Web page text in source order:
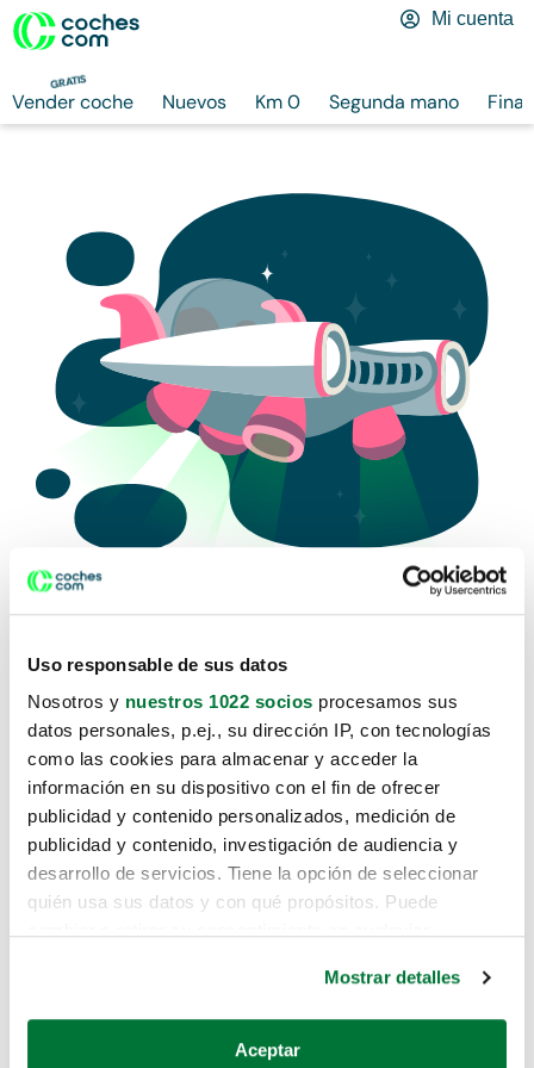
Uso responsable de sus datos
Nosotros y nuestros 1022 socios procesamos sus
datos personales, p.ej., su dirección IP, con tecnologías
como las cookies para almacenar y acceder la
información en su dispositivo con el fin de ofrecer
publicidad y contenido personalizados, medición de
publicidad y contenido, investigación de audiencia y
desarrollo de servicios. Tiene la opción de seleccionar
quién usa sus datos y con qué propósitos. Puede
Si lo permite, también quisiéramos:
Mostrar detalles
Aceptar
GRATIS
Vender coche Nuevos Km 0 Segunda mano
Mi cuenta
Lo sentimos, no sabemos como te
hemos traido hasta aquí.
Pero puedes encontrar el coche que
estás buscando en alguno de estos
enlaces:
Coches de segunda mano